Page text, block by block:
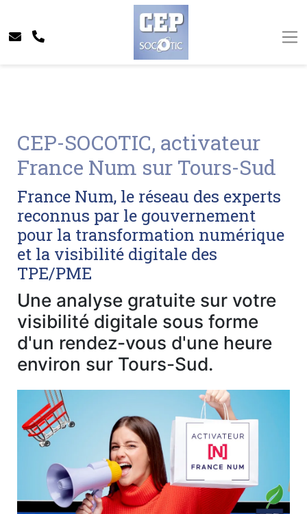
CEP-SOCOTIC, activateur
France Num sur Tours-Sud
France Num, le réseau des experts
reconnus par le gouvernement
pour la transformation numérique
et la visibilité digitale des
TPE/PME
Une analyse gratuite sur votre
visibilité digitale sous forme
d'un rendez-vous d'une heure
environ sur Tours-Sud.